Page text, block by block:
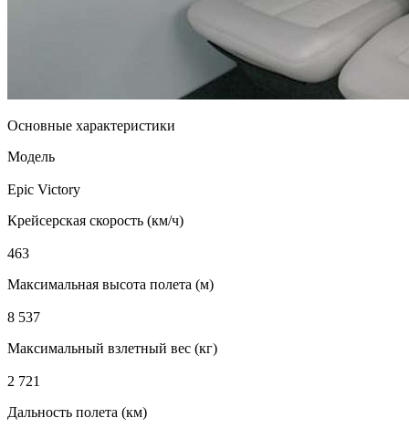
Основные характеристики
Модель
Epic Victory
Крейсерская скорость (км/ч)
463
Максимальная высота полета (м)
8 537
Максимальный взлетный вес (кг)
2 721
Дальность полета (км)